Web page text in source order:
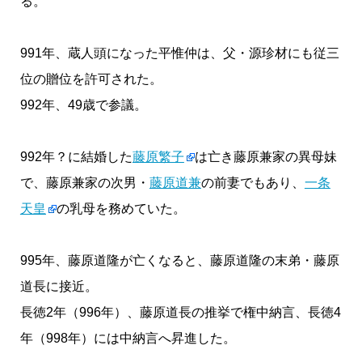
991年、蔵人頭になった平惟仲は、父・源珍材にも従三
位の贈位を許可された。
992年、49歳で参議。
992年？に結婚した藤原繁子
は亡き藤原兼家の異母妹
で、藤原兼家の次男・ 藤原道兼の前妻でもあり、 一条
天皇
の乳母を務めていた。
995年、藤原道隆が亡くなると、藤原道隆の末弟・藤原
道長に接近。
長徳2年（996年）、藤原道長の推挙で権中納言、長徳4
年（998年）には中納言へ昇進した。